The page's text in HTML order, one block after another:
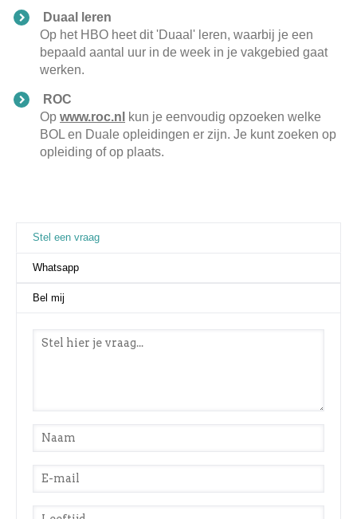
Duaal leren
Op het HBO heet dit 'Duaal' leren, waarbij je een
bepaald aantal uur in de week in je vakgebied gaat
werken.
ROC
Opwww.roc.nl
kun je eenvoudig opzoeken welke
BOL en Duale opleidingen er zijn. Je kunt zoeken op
opleiding of op plaats.
Stel een vraag
Whatsapp
Bel mij
Stel een vraag
Naam
E-mail*
Leeftijd *